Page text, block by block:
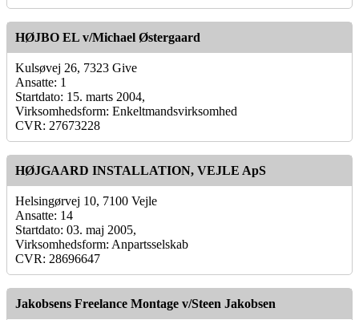
HØJBO EL v/Michael Østergaard
Kulsøvej 26, 7323 Give
Ansatte: 1
Startdato: 15. marts 2004,
Virksomhedsform: Enkeltmandsvirksomhed
CVR: 27673228
HØJGAARD INSTALLATION, VEJLE ApS
Helsingørvej 10, 7100 Vejle
Ansatte: 14
Startdato: 03. maj 2005,
Virksomhedsform: Anpartsselskab
CVR: 28696647
Jakobsens Freelance Montage v/Steen Jakobsen